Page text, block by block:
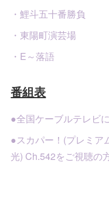
・鯉斗五十番勝負
・東陽町演芸場
・E～落語
番組表
●全国ケーブルテレビ
●スカパー！(プレミア
光) Ch.542をご視聴の